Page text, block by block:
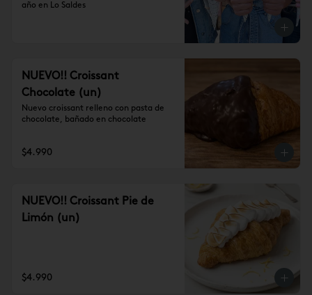
año en Lo Saldes
NUEVO!! Croissant
Chocolate (un)
Nuevo croissant relleno con pasta de
chocolate, bañado en chocolate
$4.990
NUEVO!! Croissant Pie de
Limón (un)
$4.990